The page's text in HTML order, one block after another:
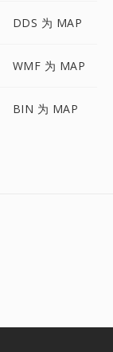
DDS 为 MAP
WMF 为 MAP
BIN 为 MAP